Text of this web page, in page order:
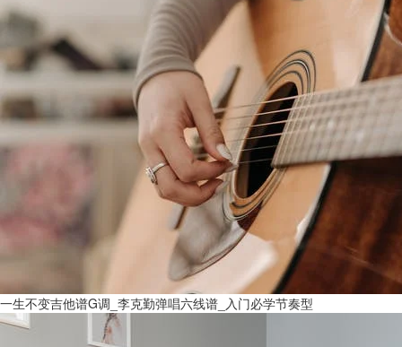
一生不变吉他谱G调_李克勤弹唱六线谱_入门必学节奏型